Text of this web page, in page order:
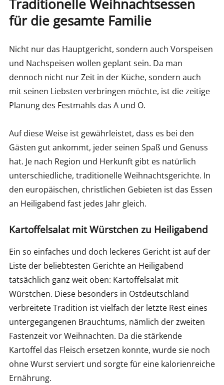
Traditionelle Weihnachtsessen
für die gesamte Familie
Nicht nur das Hauptgericht, sondern auch Vorspeisen
und Nachspeisen wollen geplant sein. Da man
dennoch nicht nur Zeit in der Küche, sondern auch
mit seinen Liebsten verbringen möchte, ist die zeitige
Planung des Festmahls das A und O.
Auf diese Weise ist gewährleistet, dass es bei den
Gästen gut ankommt, jeder seinen Spaß und Genuss
hat. Je nach Region und Herkunft gibt es natürlich
unterschiedliche, traditionelle Weihnachtsgerichte. In
den europäischen, christlichen Gebieten ist das Essen
an Heiligabend fast jedes Jahr gleich.
Kartoffelsalat mit Würstchen zu Heiligabend
Ein so einfaches und doch leckeres Gericht ist auf der
Liste der beliebtesten Gerichte an Heiligabend
tatsächlich ganz weit oben: Kartoffelsalat mit
Würstchen. Diese besonders in Ostdeutschland
verbreitete Tradition ist vielfach der letzte Rest eines
untergegangenen Brauchtums, nämlich der zweiten
Fastenzeit vor Weihnachten. Da die stärkende
Kartoffel das Fleisch ersetzen konnte, wurde sie noch
ohne Wurst serviert und sorgte für eine kalorienreiche
Ernährung.